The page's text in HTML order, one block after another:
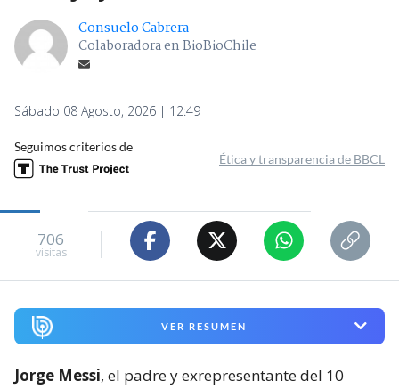
Consuelo Cabrera
Colaboradora en BioBioChile
Sábado 08 Agosto, 2026 | 12:49
Seguimos criterios de
Ética y transparencia de BBCL
706
visitas
VER RESUMEN
Jorge Messi, el padre y exrepresentante del 10